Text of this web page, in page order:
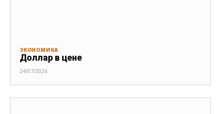
ЭКОНОМИКА
Доллар в цене
24/07/2026